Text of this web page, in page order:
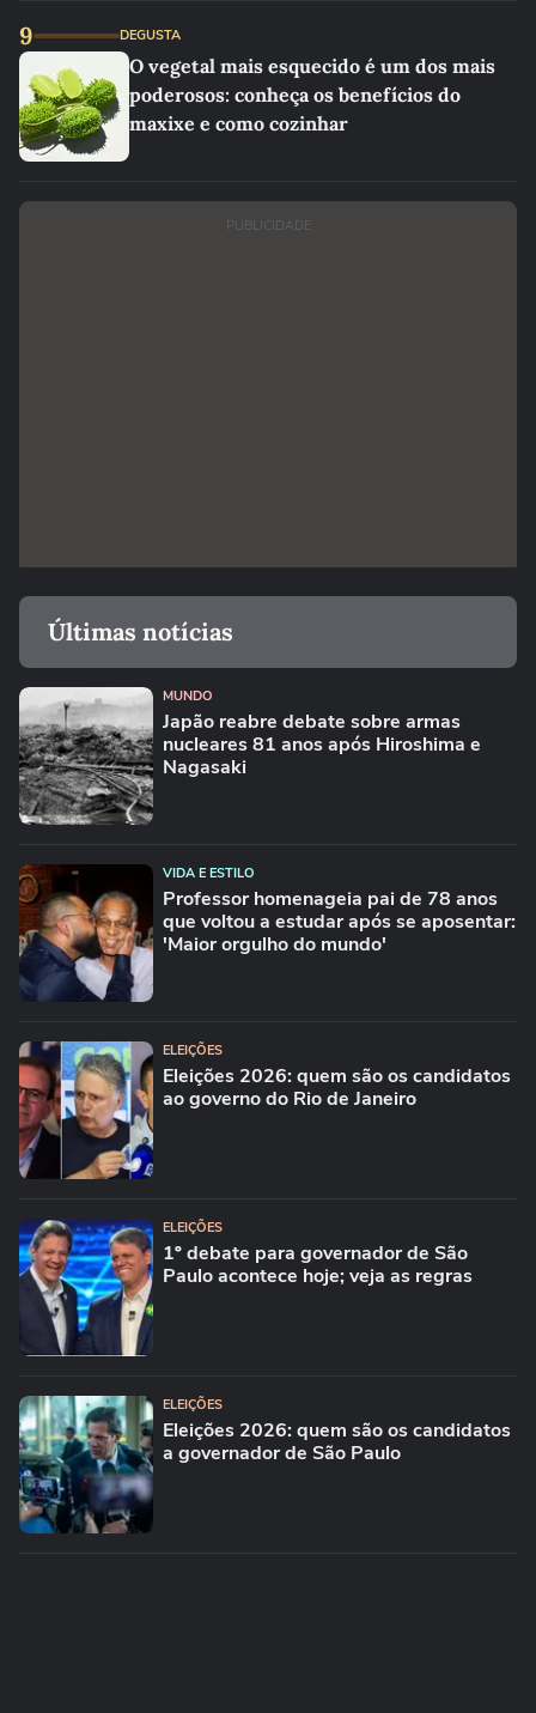
9 DEGUSTA
O vegetal mais esquecido é um dos mais
poderosos: conheça os benefícios do
maxixe e como cozinhar
PUBLICIDADE
Últimas notícias
MUNDO
Japão reabre debate sobre armas
nucleares 81 anos após Hiroshima e
Nagasaki
VIDA E ESTILO
Professor homenageia pai de 78 anos
que voltou a estudar após se aposentar:
'Maior orgulho do mundo'
ELEIÇÕES
Eleições 2026: quem são os candidatos
ao governo do Rio de Janeiro
ELEIÇÕES
1º debate para governador de São
Paulo acontece hoje; veja as regras
ELEIÇÕES
Eleições 2026: quem são os candidatos
a governador de São Paulo